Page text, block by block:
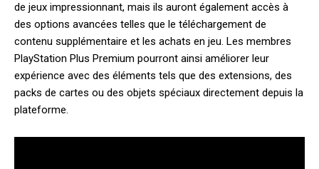
de jeux impressionnant, mais ils auront également accès à
des options avancées telles que le téléchargement de
contenu supplémentaire et les achats en jeu. Les membres
PlayStation Plus Premium pourront ainsi améliorer leur
expérience avec des éléments tels que des extensions, des
packs de cartes ou des objets spéciaux directement depuis la
plateforme.